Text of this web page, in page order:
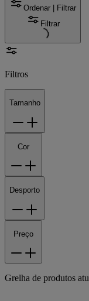
Ordenar | Filtrar
Filtrar
Filtros
Tamanho
Cor
Desporto
Preço
Grelha de produtos